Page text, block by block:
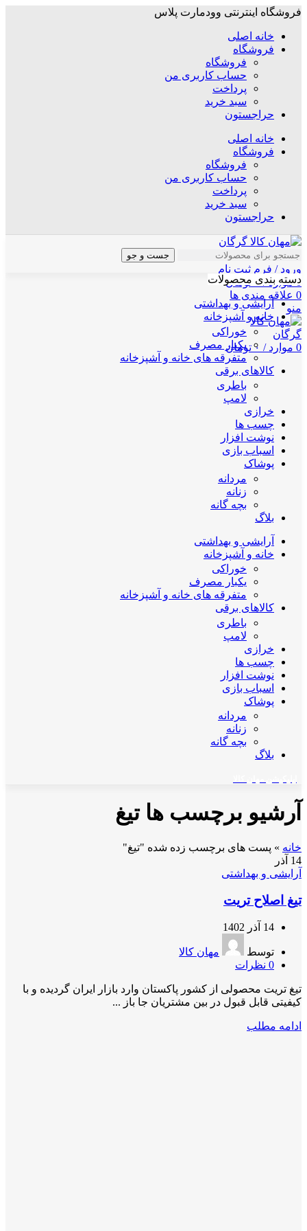
فروشگاه اینترنتی وودمارت پلاس
خانه اصلی
فروشگاه
فروشگاه
حساب کاربری من
پرداخت
سبد خرید
حراجستون
خانه اصلی
فروشگاه
فروشگاه
حساب کاربری من
پرداخت
سبد خرید
حراجستون
جست و جو
ورود / فرم ثبت نام
0 موارد / ۰ تومان
0 علاقه مندی ها
منو
0 موارد / ۰ تومان
دسته بندی محصولات
آرایشی و بهداشتی
خانه و آشپزخانه
خوراکی
یکبار مصرف
متفرقه های خانه و آشپزخانه
کالاهای برقی
باطری
لامپ
خرازی
چسب ها
نوشت افزار
اسباب بازی
پوشاک
مردانه
زنانه
بچه گانه
بلاگ
آرایشی و بهداشتی
خانه و آشپزخانه
خوراکی
یکبار مصرف
متفرقه های خانه و آشپزخانه
کالاهای برقی
باطری
لامپ
خرازی
چسب ها
نوشت افزار
اسباب بازی
پوشاک
مردانه
زنانه
بچه گانه
بلاگ
آرشیو برچسب ها تیغ
خانه » پست های برچسب زده شده "تیغ"
14 آذر
آرایشی و بهداشتی
تیغ اصلاح تریت
14 آذر 1402
توسط
مهان کالا
0 نظرات
تیغ تریت محصولی از کشور پاکستان وارد بازار ایران گردیده و با
کیفیتی قابل قبول در بین مشتریان جا باز ...
ادامه مطلب